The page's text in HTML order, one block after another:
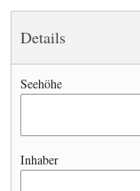
Details
Seehöhe
Inhaber